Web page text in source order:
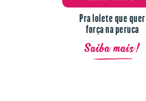
Pra lolete que quer
força na peruca
Saiba mais!